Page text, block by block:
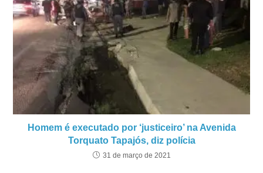
Homem é executado por ‘justiceiro’ na Avenida
Torquato Tapajós, diz polícia
31 de março de 2021